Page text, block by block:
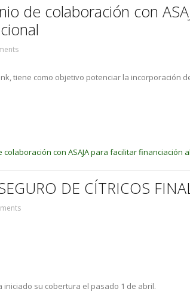
de colaboración con
tiene como objetivo potenciar la
con ASAJA para facilitar
DE CÍTRICOS
su cobertura el pasado 1 de abril.